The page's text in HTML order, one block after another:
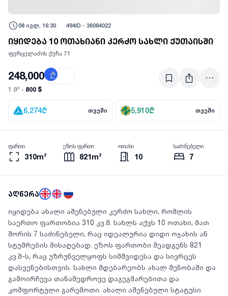
08 ივლ, 16:30 494ID - 36084022
იყიდება 10 ოთახიანი კერძო სახლი ქუთაისში
ფურცელაძის ქუჩა 71
248,000 ₾
1 მ² - 800 $
6,274₾ თვეში 5,910₾ თვეში
310m²
ფართი
821m²
ეზოს ფართი
10
ოთახი
7
საძინებელი
აღწერა
იყიდება ახალი აშენებული კერძო სახლი, რომლის
საერთო ფართობია 310 კვ.მ. სახლს აქვს 10 ოთახი, მათ
შორის 7 საძინებელი, რაც იდეალურია დიდი ოჯახის ან
სტუმრების მისაღებად. ეზოს ფართობი შეადგენს 821
კვ.მ-ს, რაც უზრუნველყოფს სიმშვიდესა და სივრცეს
დასვენებისთვის. სახლი მდებარეობს ახალ შენობაში და
გამოირჩევა თანამედროვე დაგეგმარებითა და
კომფორტული გარემოთი. ახალი აშენებული სტატუსი